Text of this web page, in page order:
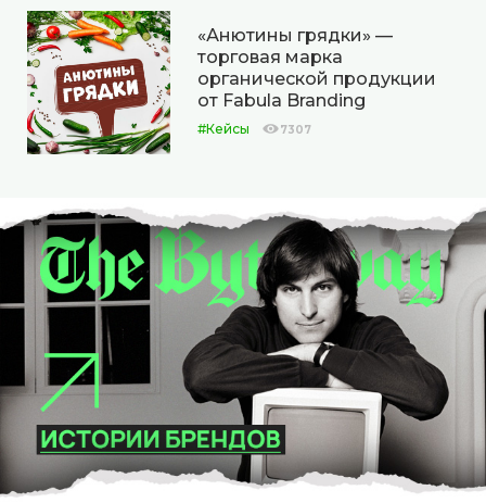
«Анютины грядки» —
торговая марка
органической продукции
от Fabula Branding
#Кейсы 7307